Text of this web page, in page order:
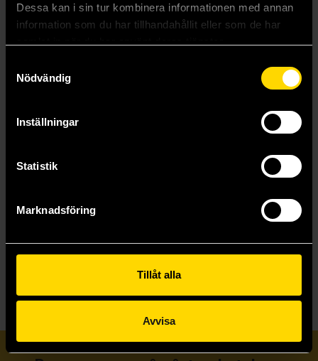
Dessa kan i sin tur kombinera informationen med annan
information som du har tillhandahållit eller som de har
Nödvändig
Inställningar
Statistik
Marknadsföring
Tillåt alla
Avvisa
Bespelled
189 kr
Beställ Beställ